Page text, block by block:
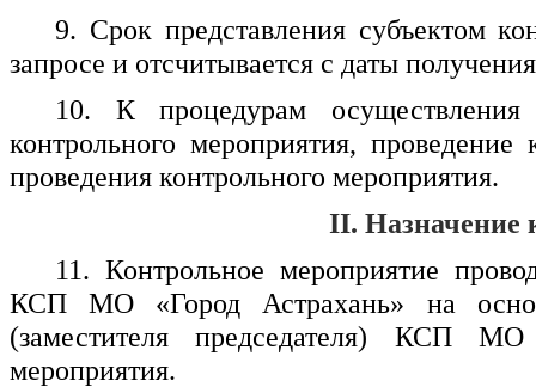
9. Срок представления субъектом
запросе и отсчитывается с даты
10. К процедурам осуществления
контрольного мероприятия, проведение
проведения контрольного мероприятия.
II. Назначение
11. Контрольное мероприятие
КСП МО «Город Астрахань» на
(заместителя председателя) КСП
мероприятия.